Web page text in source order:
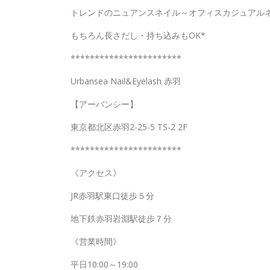
トレンドのニュアンスネイル～オフィスカジュアル
もちろん長さだし・持ち込みもOK*
***********************
Urbansea Nail&Eyelash 赤羽
【アーバンシー】
東京都北区赤羽2-25-5 TS-2 2F
***********************
《アクセス》
JR赤羽駅東口徒歩５分
地下鉄赤羽岩淵駅徒歩７分
《営業時間》
平日10:00～19:00